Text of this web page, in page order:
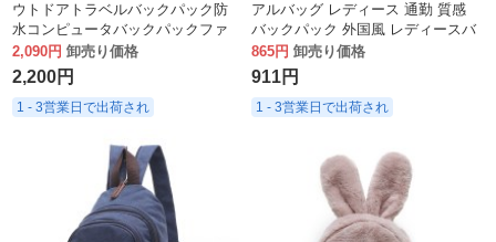
ウトドアトラベルバックパック防
水コンピュータバックパックファ
ッショントラベルバッグ大学生ギ
フト
2,090円 卸売り価格
2,200円
1 - 3営業日で出荷され
アルバッグ レディース 通勤 質感
バックパック 外国風 レディースバ
ッグ 通勤 ショルダーバッグ
865円 卸売り価格
911円
1 - 3営業日で出荷され